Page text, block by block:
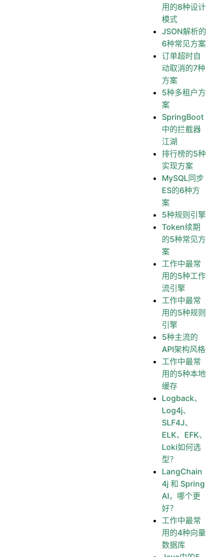
用的8种设计
模式
JSON解析的
6种常见方案
订单超时自
动取消的7种
方案
5种多租户方
案
SpringBoot
中的拦截器
江湖
排行榜的5种
实现方案
MySQL同步
ES的6种方
案
5种规则引擎
Token续期
的5种常见方
案
工作中最常
用的5种工作
流引擎
工作中最常
用的5种规则
引擎
5种主流的
API架构风格
工作中最常
用的5种本地
缓存
Logback、
Log4j、
SLF4J、
ELK、EFK、
Loki如何选
型？
LangChain
4j 和 Spring
AI，哪个更
好？
工作中最常
用的4种向量
数据库